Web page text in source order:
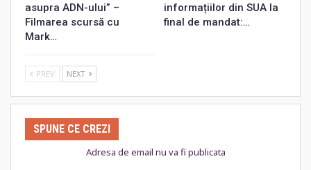
asupra ADN-ului” –
Filmarea scursă cu
Mark…
informațiilor din SUA la
final de mandat:…
PREV NEXT
SPUNE CE CREZI
Adresa de email nu va fi publicata